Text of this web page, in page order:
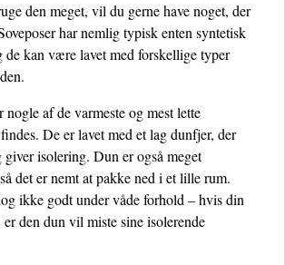
den meget, vil du gerne have noget, der
har nemlig typisk enten syntetisk
kan være lavet med forskellige typer
nogle af de varmeste og mest lette
De er lavet med et lag dunfjer, der
giver isolering. Dun er også meget
det er nemt at pakke ned i et lille rum.
ikke godt under våde forhold – hvis din
den dun vil miste sine isolerende